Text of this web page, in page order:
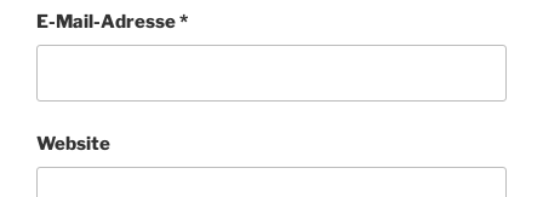
E-Mail-Adresse*
Website